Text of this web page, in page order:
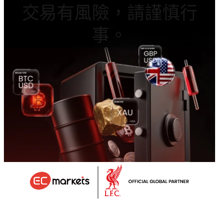
交易有風險，請謹慎行
事。